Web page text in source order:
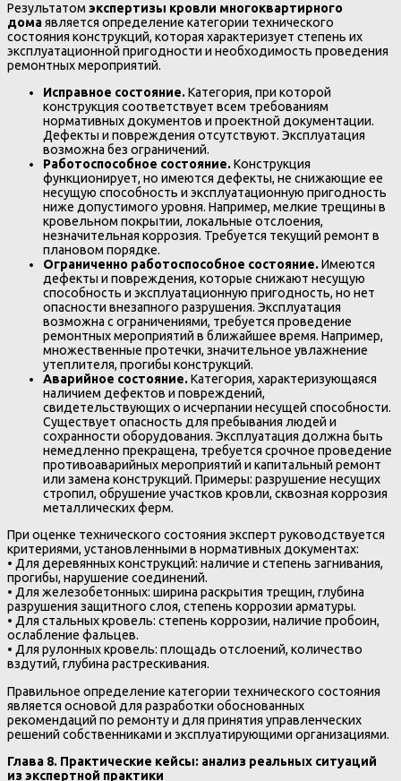
Результатом экспертизы кровли многоквартирного
домаявляется определение категории технического
состояния конструкций, которая характеризует степень их
эксплуатационной пригодности и необходимость проведения
ремонтных мероприятий.
Исправное состояние.Категория, при которой
конструкция соответствует всем требованиям
нормативных документов и проектной документации.
Дефекты и повреждения отсутствуют. Эксплуатация
возможна без ограничений.
Работоспособное состояние.Конструкция
функционирует, но имеются дефекты, не снижающие ее
несущую способность и эксплуатационную пригодность
ниже допустимого уровня. Например, мелкие трещины в
кровельном покрытии, локальные отслоения,
незначительная коррозия. Требуется текущий ремонт в
плановом порядке.
Ограниченно работоспособное состояние.Имеются
дефекты и повреждения, которые снижают несущую
способность и эксплуатационную пригодность, но нет
опасности внезапного разрушения. Эксплуатация
возможна с ограничениями, требуется проведение
ремонтных мероприятий в ближайшее время. Например,
множественные протечки, значительное увлажнение
утеплителя, прогибы конструкций.
Аварийное состояние.Категория, характеризующаяся
наличием дефектов и повреждений,
свидетельствующих о исчерпании несущей способности.
Существует опасность для пребывания людей и
сохранности оборудования. Эксплуатация должна быть
немедленно прекращена, требуется срочное проведение
противоаварийных мероприятий и капитальный ремонт
или замена конструкций. Примеры: разрушение несущих
стропил, обрушение участков кровли, сквозная коррозия
металлических ферм.
При оценке технического состояния эксперт руководствуется
критериями, установленными в нормативных документах:
• Для деревянных конструкций: наличие и степень загнивания,
прогибы, нарушение соединений.
• Для железобетонных: ширина раскрытия трещин, глубина
разрушения защитного слоя, степень коррозии арматуры.
• Для стальных кровель: степень коррозии, наличие пробоин,
ослабление фальцев.
• Для рулонных кровель: площадь отслоений, количество
вздутий, глубина растрескивания.
Правильное определение категории технического состояния
является основой для разработки обоснованных
рекомендаций по ремонту и для принятия управленческих
решений собственниками и эксплуатирующими организациями.
Глава 8. Практические кейсы: анализ реальных ситуаций
из экспертной практики